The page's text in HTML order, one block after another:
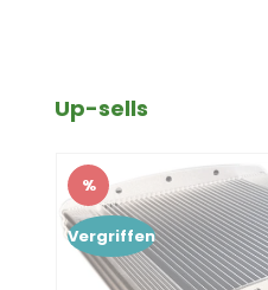
Produktgalerie überspringen
Up-sells
Rabatt
%
Vergriffen